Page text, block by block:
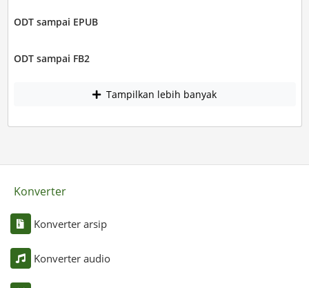
ODT sampai EPUB
ODT sampai FB2
Tampilkan lebih banyak
Konverter
Konverter arsip
Konverter audio